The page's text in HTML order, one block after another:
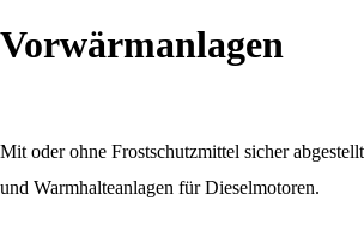
Vorwärmanlagen
Mit oder ohne Frostschutzmittel sicher
und Warmhalteanlagen für Dieselmotoren.